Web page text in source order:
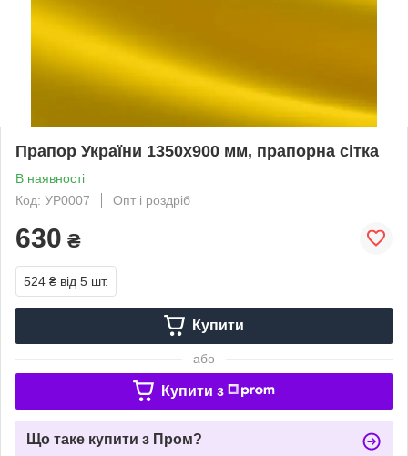
Прапор України 1350х900 мм, прапорна сітка
В наявності
Код: УР0007
Опт і роздріб
630 ₴
524 ₴ від 5 шт.
Купити
або
Купити з
Що таке купити з Пром?